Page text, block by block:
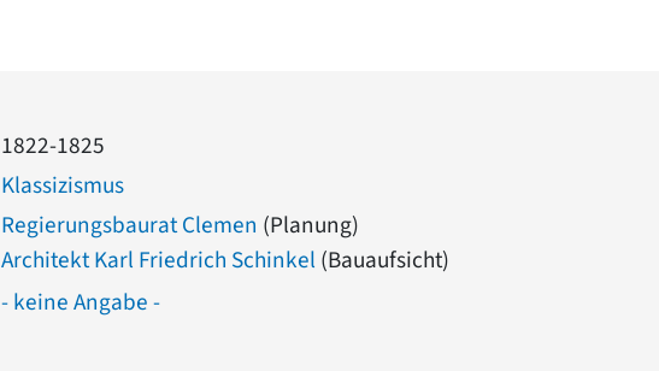
1822-1825
Klassizismus
Regierungsbaurat Clemen (Planung)
Architekt Karl Friedrich Schinkel (Bauaufsicht)
- keine Angabe -